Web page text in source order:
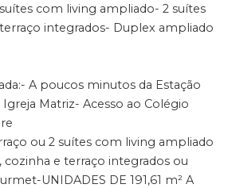
com living ampliado- 2 suítes
integrados- Duplex ampliado
A poucos minutos da Estação
Matriz- Acesso ao Colégio
ou 2 suítes com living ampliado
cozinha e terraço integrados ou
UNIDADES DE 191,61 m² A